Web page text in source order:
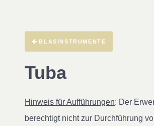
BLASINSTRUMENTE
Tuba
Hinweis für Aufführungen: Der
berechtigt nicht zur Durchführung